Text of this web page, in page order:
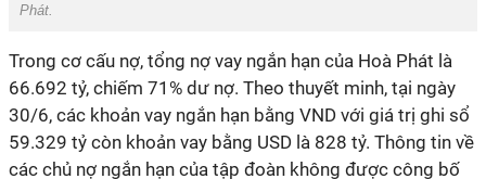
Phát.
Trong cơ cấu nợ, tổng nợ vay ngắn hạn của Hoà Phát là
66.692 tỷ, chiếm 71% dư nợ. Theo thuyết minh, tại ngày
30/6, các khoản vay ngắn hạn bằng VND với giá trị ghi sổ
59.329 tỷ còn khoản vay bằng USD là 828 tỷ. Thông tin về
các chủ nợ ngắn hạn của tập đoàn không được công bố